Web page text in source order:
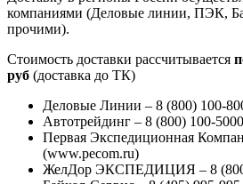
компаниями (Деловые линии, ПЭК,
прочими).
Стоимость доставки рассчитывается
руб (доставка до ТК)
Деловые Линии – 8 (800) 100-
Автотрейдинг – 8 (800) 100-
Первая Экспедиционная
(www.pecom.ru)
ЖелДор ЭКСПЕДИЦИЯ – 8